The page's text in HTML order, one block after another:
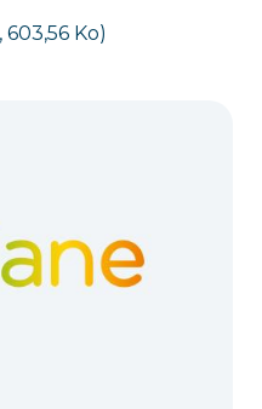
603,56 Ko)